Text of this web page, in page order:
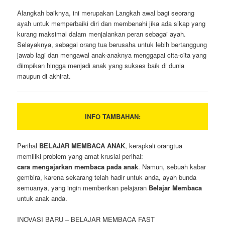
Alangkah baiknya, ini merupakan Langkah awal bagi seorang
ayah untuk memperbaiki diri dan membenahi jika ada sikap yang
kurang maksimal dalam menjalankan peran sebagai ayah.
Selayaknya, sebagai orang tua berusaha untuk lebih bertanggung
jawab lagi dan mengawal anak-anaknya menggapai cita-cita yang
diimpikan hingga menjadi anak yang sukses baik di dunia
maupun di akhirat.
INFO TAMBAHAN:
Perihal BELAJAR MEMBACA ANAK, kerapkali orangtua
memiliki problem yang amat krusial perihal:
cara mengajarkan membaca pada anak. Namun, sebuah kabar
gembira, karena sekarang telah hadir untuk anda, ayah bunda
semuanya, yang ingin memberikan pelajaran Belajar Membaca
untuk anak anda.
INOVASI BARU – BELAJAR MEMBACA FAST